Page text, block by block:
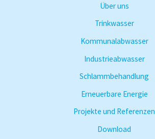
Über uns
Trinkwasser
Kommunalabwasser
Industrieabwasser
Schlammbehandlung
Erneuerbare Energie
Projekte und Referenzen
Download